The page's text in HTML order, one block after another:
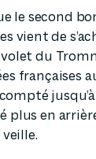
le second
vient de
volet du
françaises
plus en